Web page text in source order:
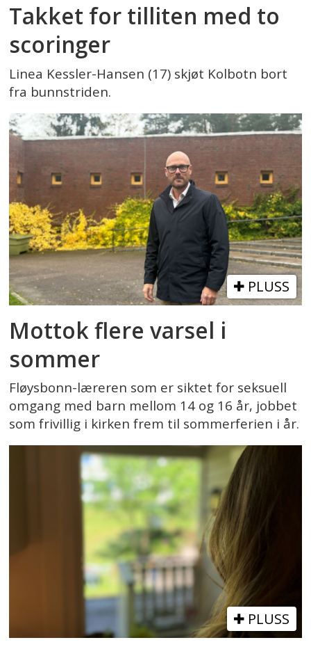
Takket for tilliten med to
scoringer
Linea Kessler-Hansen (17) skjøt Kolbotn bort
fra bunnstriden.
PLUSS
Mottok flere varsel i
sommer
Fløysbonn-læreren som er siktet for seksuell
omgang med barn mellom 14 og 16 år, jobbet
som frivillig i kirken frem til sommerferien i år.
PLUSS